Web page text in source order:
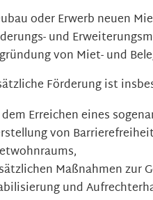
oder Erwerb neuen
und
von Miet- und
Förderung ist
Erreichen eines
von
Maßnahmen zur
und